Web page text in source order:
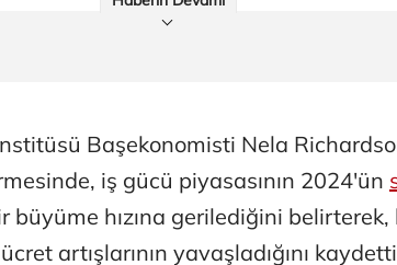
Başekonomisti Nela
iş gücü piyasasının 2024'ün
büyüme hızına gerilediğini belirterek,
artışlarının yavaşladığını